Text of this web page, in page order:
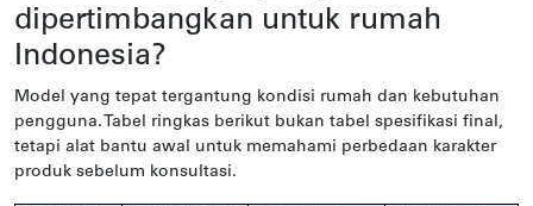
dipertimbangkan untuk rumah
Indonesia?
Model yang tepat tergantung kondisi rumah dan kebutuhan
pengguna. Tabel ringkas berikut bukan tabel spesifikasi final,
tetapi alat bantu awal untuk memahami perbedaan karakter
produk sebelum konsultasi.